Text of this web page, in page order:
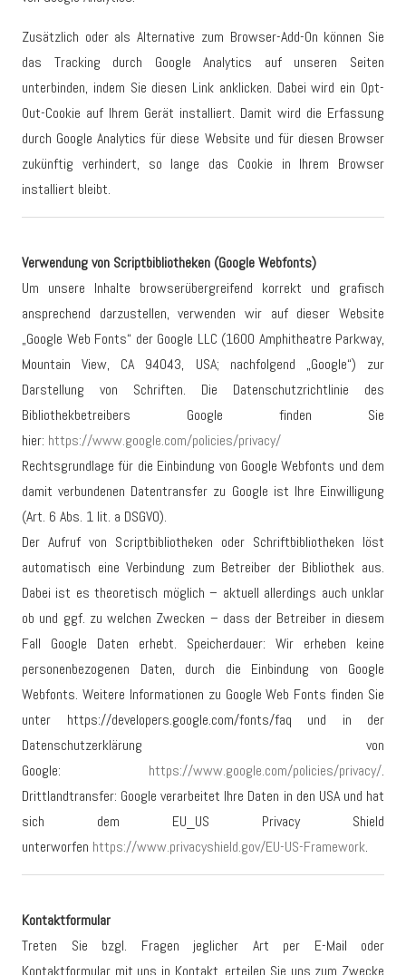
Zusätzlich oder als Alternative zum Browser-Add-On können Sie
das Tracking durch Google Analytics auf unseren Seiten
unterbinden, indem Sie diesen Link anklicken. Dabei wird ein Opt-
Out-Cookie auf Ihrem Gerät installiert. Damit wird die Erfassung
durch Google Analytics für diese Website und für diesen Browser
zukünftig verhindert, so lange das Cookie in Ihrem Browser
installiert bleibt.
Verwendung von Scriptbibliotheken (Google Webfonts)
Um unsere Inhalte browserübergreifend korrekt und grafisch
ansprechend darzustellen, verwenden wir auf dieser Website
„Google Web Fonts“ der Google LLC (1600 Amphitheatre Parkway,
Mountain View, CA 94043, USA; nachfolgend „Google“) zur
Darstellung von Schriften. Die Datenschutzrichtlinie des
Bibliothekbetreibers Google finden Sie
hier: https://www.google.com/policies/privacy/
Rechtsgrundlage für die Einbindung von Google Webfonts und dem
damit verbundenen Datentransfer zu Google ist Ihre Einwilligung
(Art. 6 Abs. 1 lit. a DSGVO).
Der Aufruf von Scriptbibliotheken oder Schriftbibliotheken löst
automatisch eine Verbindung zum Betreiber der Bibliothek aus.
Dabei ist es theoretisch möglich – aktuell allerdings auch unklar
ob und ggf. zu welchen Zwecken – dass der Betreiber in diesem
Fall Google Daten erhebt. Speicherdauer: Wir erheben keine
personenbezogenen Daten, durch die Einbindung von Google
Webfonts. Weitere Informationen zu Google Web Fonts finden Sie
unter https://developers.google.com/fonts/faq und in der
Datenschutzerklärung von
Google: https://www.google.com/policies/privacy/.
Drittlandtransfer: Google verarbeitet Ihre Daten in den USA und hat
sich dem EU_US Privacy Shield
unterworfen https://www.privacyshield.gov/EU-US-Framework.
Kontaktformular
Treten Sie bzgl. Fragen jeglicher Art per E-Mail oder
Kontaktformular mit uns in Kontakt, erteilen Sie uns zum Zwecke